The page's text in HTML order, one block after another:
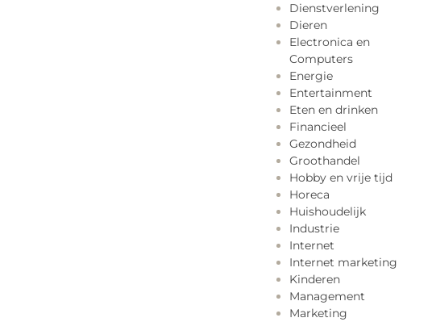
Dienstverlening
Dieren
Electronica en
Computers
Energie
Entertainment
Eten en drinken
Financieel
Gezondheid
Groothandel
Hobby en vrije tijd
Horeca
Huishoudelijk
Industrie
Internet
Internet marketing
Kinderen
Management
Marketing